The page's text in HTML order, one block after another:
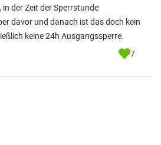
in der Zeit der Sperrstunde
davor und danach ist das doch kein
keine 24h Ausgangssperre.
7